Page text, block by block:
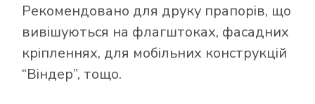
Рекомендовано для друку прапорів, що
вивішуються на флагштоках, фасадних
кріпленнях, для мобільних конструкцій
“Віндер”, тощо.